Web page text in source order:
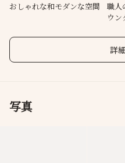
おしゃれな和モダンな空間
職人
ウン
詳
写真